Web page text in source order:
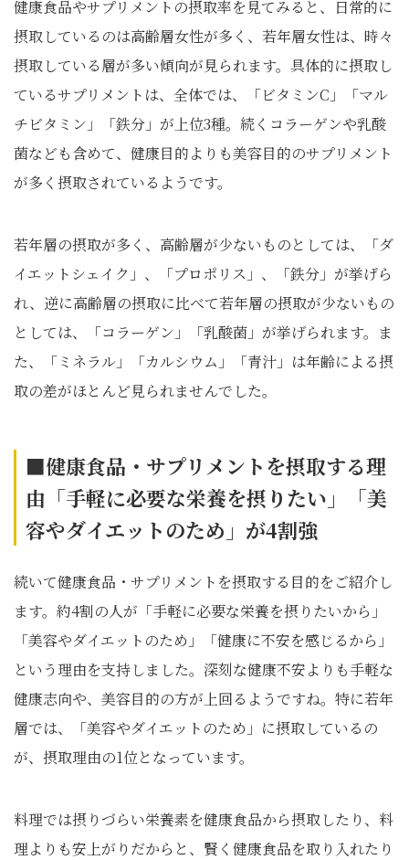
健康食品やサプリメントの摂取率を見てみると、日常的に
摂取しているのは高齢層女性が多く、若年層女性は、時々
摂取している層が多い傾向が見られます。具体的に摂取し
ているサプリメントは、全体では、「ビタミンC」「マル
チビタミン」「鉄分」が上位3種。続くコラーゲンや乳酸
菌なども含めて、健康目的よりも美容目的のサプリメント
が多く摂取されているようです。
若年層の摂取が多く、高齢層が少ないものとしては、「ダ
イエットシェイク」、「プロポリス」、「鉄分」が挙げら
れ、逆に高齢層の摂取に比べて若年層の摂取が少ないもの
としては、「コラーゲン」「乳酸菌」が挙げられます。ま
た、「ミネラル」「カルシウム」「青汁」は年齢による摂
取の差がほとんど見られませんでした。
■健康食品・サプリメントを摂取する理
由「手軽に必要な栄養を摂りたい」「美
容やダイエットのため」が4割強
続いて健康食品・サプリメントを摂取する目的をご紹介し
ます。約4割の人が「手軽に必要な栄養を摂りたいから」
「美容やダイエットのため」「健康に不安を感じるから」
という理由を支持しました。深刻な健康不安よりも手軽な
健康志向や、美容目的の方が上回るようですね。特に若年
層では、「美容やダイエットのため」に摂取しているの
が、摂取理由の1位となっています。
料理では摂りづらい栄養素を健康食品から摂取したり、料
理よりも安上がりだからと、賢く健康食品を取り入れたり